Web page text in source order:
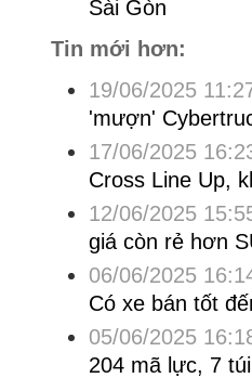
Sài Gòn
Tin mới hơn:
19/06/2025
'mượn'
17/06/2025
Cross Line Up,
12/06/2025
giá còn rẻ hơn
06/06/2025
Có xe bán tốt
05/06/2025
204 mã lực, 7